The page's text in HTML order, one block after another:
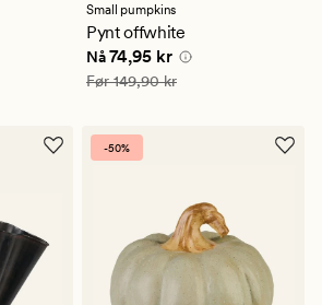
Small pumpkins
Pynt offwhite
Nåværende pris
Nå74,95 kr
Vanlig pris 149,90 kr
Før149,90 kr
-50%